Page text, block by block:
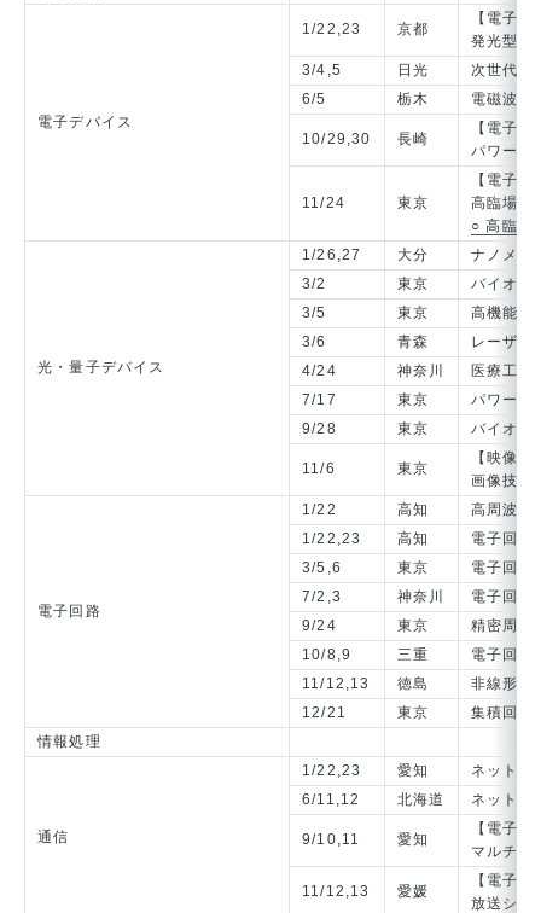
電子デバイス
1/22,23 京都
【電子
発光型／
3/4,5
日光
次世代化
6/5
栃木 電磁波応
10/29,30 長崎
【電子
パワーデ
11/24 東京
【電子
高臨場感
○ 高臨場
光・量子デバイス
1/26,27 大分
ナノメデ
3/2
東京
バイオメ
3/5
東京
高機能光
3/6
青森
レーザプ
4/24
神奈川
医療工
7/17
東京
パワー光
9/28
東京 バイオメ
11/6 東京
【映像
画像技術
電子回路
1/22 高知
高周波集
1/22,23
高知
電子回路
3/5,6
東京
電子回路
7/2,3
神奈川
電子回路
9/24
東京
精密周波
10/8,9
三重
電子回路
11/12,13
徳島
非線形電
12/21
東京
集積回路
情報処理
通信
1/22,23 愛知
ネットワ
6/11,12
北海道 ネットワ
9/10,11 愛知
【電子
マルチメ
11/12,13 愛媛
【電子
放送シス